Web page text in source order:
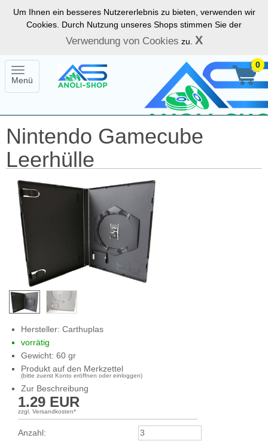
Um Ihnen ein besseres Nutzererlebnis zu bieten, verwenden wir
Cookies. Durch Nutzung unseres Shops stimmen Sie der
Verwendung von Cookies zu. X
0
Toggle
navigation
Menü
Nintendo Gamecube
Leerhülle
Hersteller: Carthuplas
vorrätig
Gewicht: 60 gr
Produkt auf den Merkzettel
(bitte zuerst Konto eröffnen oder einloggen)
Zur Beschreibung
1.29 EUR
zzgl. Versandkosten*
Anzahl: